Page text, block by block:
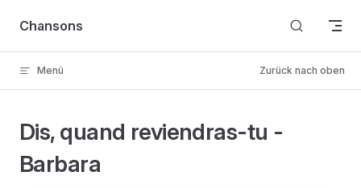
Skip to content
Chansons
Menü Zurück nach oben
Dis, quand reviendras-tu -
Barbara